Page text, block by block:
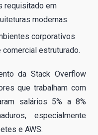
requisitado em
modernas.
corporativos
estruturado.
da Stack Overflow
que trabalham com
salários 5% a 8%
especialmente
e AWS.